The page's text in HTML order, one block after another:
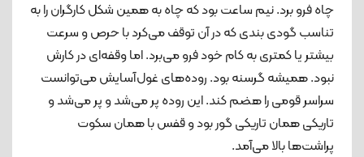
چاه فرو برد. نیم ساعت بود که چاه به همین شکل کارگران را به
تناسب گودی بندی که در آن توقف می‌کرد با حرص و سرعت
بیشتر یا کمتری به کام خود فرو می‌برد. اما وقفه‌ای در کارش
نبود. همیشه گرسنه بود. روده‌های غول‌آسایش می‌توانست
سراسر قومی را هضم کند. این روده پر می‌شد و پر می‌شد و
تاریکی همان تاریکی گور بود و قفس با همان سکوت
پراشت‌ها بالا می‌آمد.